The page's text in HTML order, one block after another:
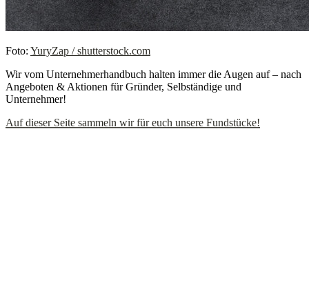
Foto: YuryZap / shutterstock.com
Wir vom Unternehmerhandbuch halten immer die Augen auf – nach
Angeboten & Aktionen für Gründer, Selbständige und
Unternehmer!
Auf dieser Seite sammeln wir für euch unsere Fundstücke!